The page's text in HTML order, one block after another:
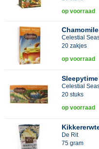
op voorraad
Celestial
20 zakjes
op voorraad
Celestial
20 stuks
op voorraad
De Rit
75 gram